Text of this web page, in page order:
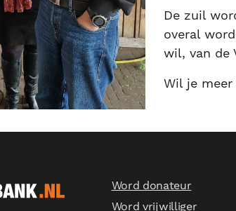
De zuil
overal
wil, van de
Wil je
Word donateur
Word vrijwilliger